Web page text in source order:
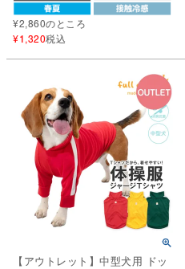
¥2,860のところ
¥1,320税込
【アウトレット】中型犬用 ドッ